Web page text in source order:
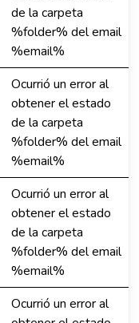
de la carpeta
%folder% del email
%email%
Ocurrió un error al
obtener el estado
de la carpeta
%folder% del email
%email%
Ocurrió un error al
obtener el estado
de la carpeta
%folder% del email
%email%
Ocurrió un error al